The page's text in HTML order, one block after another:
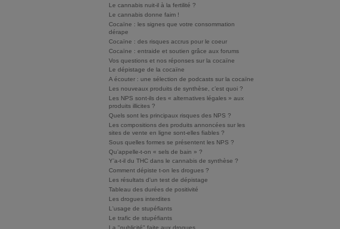
Le cannabis nuit-il à la fertilité ?
Le cannabis donne faim !
Cocaïne : les signes que votre consommation
dérape
Cocaïne : des risques accrus pour le coeur
Cocaïne : entraide et soutien grâce aux forums
Vos questions et nos réponses sur la cocaïne
Le dépistage de la cocaïne
A écouter : une sélection de podcasts sur la cocaïne
Les nouveaux produits de synthèse, c’est quoi ?
Les NPS sont-ils des « alternatives légales » aux
produits illicites ?
Quels sont les principaux risques des NPS ?
Les compositions des produits annoncées sur les
sites de vente en ligne sont-elles fiables ?
Sous quelles formes se présentent les NPS ?
Qu’appelle-t-on « sels de bain » ?
Y’a-t-il du THC dans le cannabis de synthèse ?
Comment dépiste t-on les drogues ?
Les résultats d'un test de dépistage
Tableau des durées de positivité
Les drogues interdites
L'usage de stupéfiants
Le trafic de stupéfiants
La "publicité" faite aux drogues